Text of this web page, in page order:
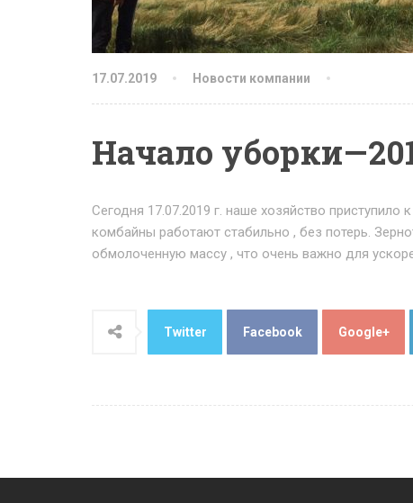
17.07.2019 Новости компании
Начало
Сегодня 17.07.2019 г. наше хозяйство
комбайны работают стабильно , без потерь.
обмолоченную массу , что очень важно для
Twitter Facebook Google+